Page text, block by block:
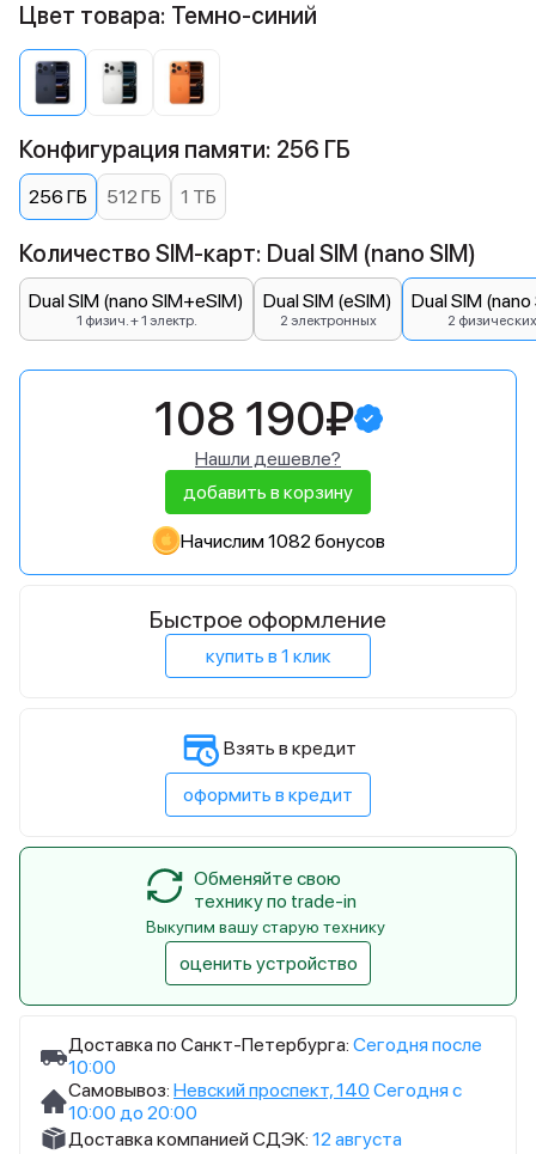
Доставка по Санкт-Петербурга: Сегодня после
10:00
Самовывоз: Невский проспект, 140 Сегодня с
10:00 до 20:00
Доставка компанией СДЭК: 12 августа
Цвет товара: Темно-синий
Конфигурация памяти: 256 ГБ
256 ГБ 512 ГБ 1 ТБ
Количество SIM-карт: Dual SIM (nano SIM)
Dual SIM (nano SIM+eSIM)
1 физич. + 1 электр.
Dual SIM (eSIM)
2 электронных
Dual SIM
2 физических
108 190₽
Нашли дешевле?
добавить в корзину
Начислим 1082 бонусов
Быстрое оформление
купить в 1 клик
Взять в кредит
оформить в кредит
Обменяйте свою
технику по trade-in
Выкупим вашу старую технику
оценить устройство